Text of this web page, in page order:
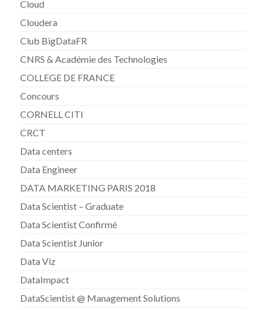
Cloud
Cloudera
Club BigDataFR
CNRS & Académie des Technologies
COLLEGE DE FRANCE
Concours
CORNELL CITI
CRCT
Data centers
Data Engineer
DATA MARKETING PARIS 2018
Data Scientist – Graduate
Data Scientist Confirmé
Data Scientist Junior
Data Viz
DataImpact
DataScientist @ Management Solutions